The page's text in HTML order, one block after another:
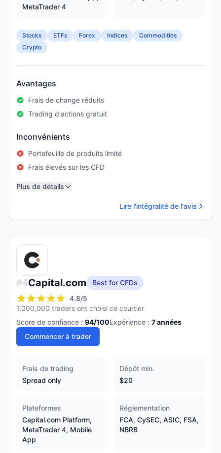
MetaTrader 4
Stocks ETFs Forex Indices
Commodities
Crypto
Avantages
Frais de change réduits
Trading d'actions gratuit
Inconvénients
Portefeuille de produits limité
Frais élevés sur les CFD
Plus de détails
Lire l'intégralité de l'avis
#4Capital.com
Best for CFDs
4.8/5
1,000,000 traders ont choisi ce courtier
Score de confiance : 94/100Expérience : 7années
Commencer à trader
Frais de trading
Spread only
Dépôt min.
$20
Plateformes
Capital.com Platform,
MetaTrader 4, Mobile
App
Réglementation
FCA, CySEC, ASIC, FSA,
NBRB